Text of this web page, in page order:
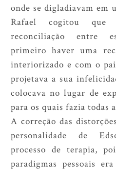
onde se digladiavam em
Rafael cogitou que
reconciliação entre
primeiro haver uma
interiorizado e com o
projetava a sua
colocava no lugar de
para os quais fazia todas
A correção das
personalidade de
processo de terapia,
paradigmas pessoais